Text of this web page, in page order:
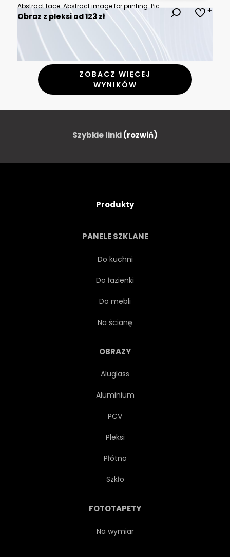
Abstract face. Abstract image for printing. Picture for modern interiors. The picture is painted by hand on a tablet.
Obraz z pleksi od 123 zł
ZOBACZ WIĘCEJ
WYNIKÓW
Szybkie linki(rozwiń)
Produkty
PANELE SZKLANE
Do kuchni
Do łazienki
Do mebli
Na ścianę
OBRAZY
Aluglass
Aluminium
PCV
Pleksi
Płótno
Szkło
FOTOTAPETY
Na wymiar